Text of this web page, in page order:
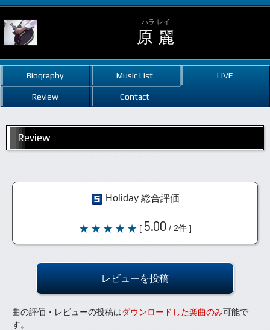
ハラ レイ
原 麗
Biography Music List LIVE
Review Contact
Review
Holiday 総合評価
[ 5.00 / 2件 ]
レビューを投稿
曲の評価・レビューの投稿はダウンロードした楽曲のみ可能で
す。